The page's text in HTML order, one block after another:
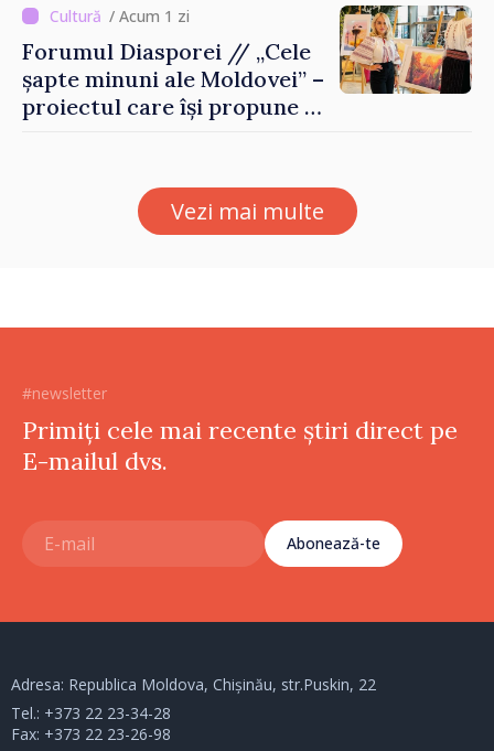
/ Acum 1 zi
Forumul Diasporei // „Cele
șapte minuni ale Moldovei” –
proiectul care își propune să
Vezi mai multe
#newsletter
Primiți cele mai recente știri direct pe
E-mailul dvs.
Abonează-te
Adresa: Republica Moldova, Chișinău, str.Puskin, 22
Tel.: +373 22 23-34-28
Fax: +373 22 23-26-98